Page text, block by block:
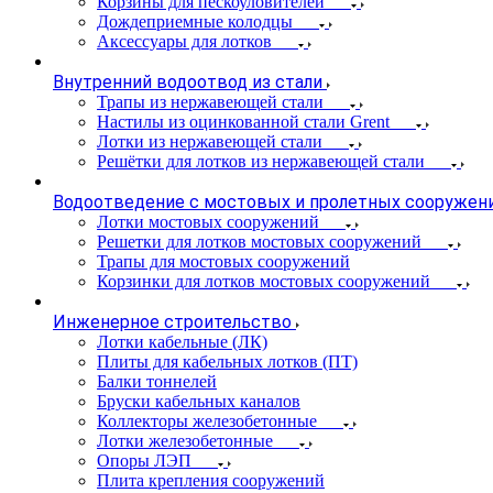
Дождеприемные колодцы
Аксессуары для лотков
Внутренний водоотвод из стали
Трапы из нержавеющей стали
Настилы из оцинкованной стали Grent
Лотки из нержавеющей стали
Решётки для лотков из нержавеющей стали
Водоотведение с мостовых и пролетных
Лотки мостовых сооружений
Решетки для лотков мостовых сооружений
Трапы для мостовых сооружений
Корзинки для лотков мостовых сооружений
Инженерное строительство
Лотки кабельные (ЛК)
Плиты для кабельных лотков (ПТ)
Балки тоннелей
Бруски кабельных каналов
Коллекторы железобетонные
Лотки железобетонные
Опоры ЛЭП
Плита крепления сооружений